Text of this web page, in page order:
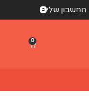
החשבון שלי
0